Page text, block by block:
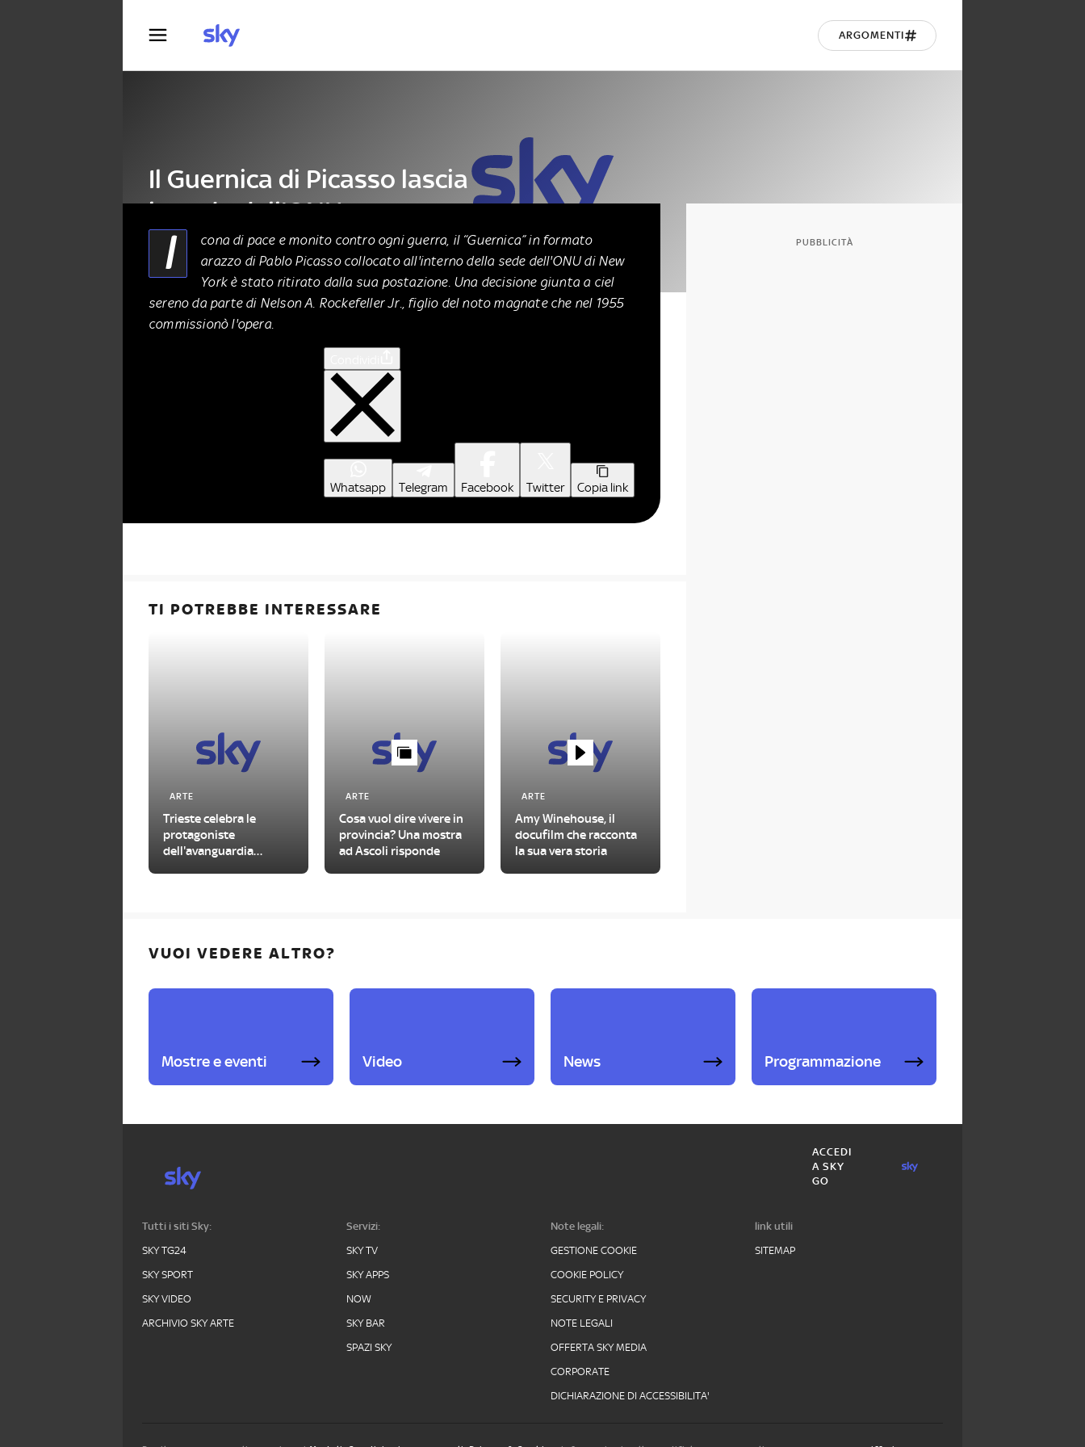
ARGOMENTI
Il Guernica di Picasso lascia
la sede dell'ONU
ARTE 01 Marzo 2021
I
cona di pace e monito contro ogni guerra, il “Guernica” in formato
arazzo di Pablo Picasso collocato all'interno della sede dell'ONU di New
York è stato ritirato dalla sua postazione. Una decisione giunta a ciel
sereno da parte di Nelson A. Rockefeller Jr., figlio del noto magnate che nel 1955
commissionò l'opera.
Whatsapp Telegram Facebook Twitter Copia link
TI POTREBBE INTERESSARE
ARTE
Trieste celebra le
protagoniste
dell'avanguardia
ARTE
Cosa vuol dire vivere in
provincia? Una mostra
ad Ascoli risponde
ARTE
Amy Winehouse, il
docufilm che racconta
la sua vera storia
PUBBLICITÀ
VUOI VEDERE ALTRO?
Mostre e eventi Video News Programmazione
ACCEDI
A SKY
GO
Tutti i siti Sky:
SKY TG24
SKY SPORT
SKY VIDEO
ARCHIVIO SKY ARTE
Servizi:
SKY TV
SKY APPS
NOW
SKY BAR
SPAZI SKY
Note legali:
GESTIONE COOKIE
COOKIE POLICY
SECURITY E PRIVACY
NOTE LEGALI
OFFERTA SKY MEDIA
CORPORATE
DICHIARAZIONE DI ACCESSIBILITA'
link utili
SITEMAP